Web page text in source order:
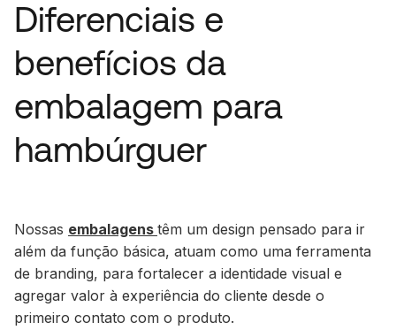
Diferenciais e
benefícios da
embalagem para
hambúrguer
Nossas embalagens têm um design pensado para ir
além da função básica, atuam como uma ferramenta
de branding, para fortalecer a identidade visual e
agregar valor à experiência do cliente desde o
primeiro contato com o produto.